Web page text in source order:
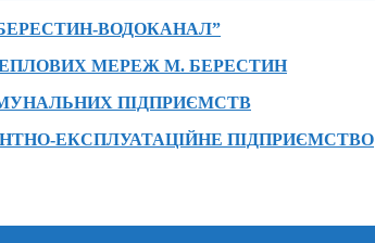
ВОДОКАНАЛ”
МЕРЕЖ М. БЕРЕСТИН
ПІДПРИЄМСТВ
ЕКСПЛУАТАЦІЙНЕ ПІДПРИЄМСТВО